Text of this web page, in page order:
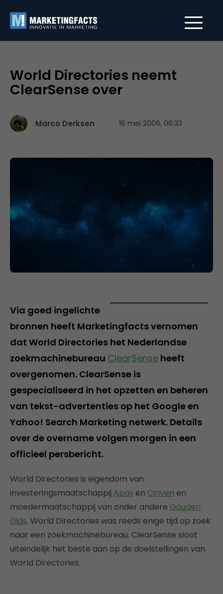
World Directories neemt
ClearSense over
Marco Derksen 16 mei 2006, 06:33
Via goed ingelichte
bronnen heeft Marketingfacts vernomen
dat World Directories het Nederlandse
zoekmachinebureau ClearSense heeft
overgenomen. ClearSense is
gespecialiseerd in het opzetten en beheren
van tekst-advertenties op het Google en
Yahoo! Search Marketing netwerk. Details
over de overname volgen morgen in een
officieel persbericht.
World Directories is eigendom van
investeringsmaatschappij Apax en Cinven en
moedermaatschappij van onder andere Gouden
Gids. World Directories was reeds enige tijd op zoek
naar een zoekmachinebureau. ClearSense sloot
uiteindelijk het beste aan op de doelstellingen van
World Directories.